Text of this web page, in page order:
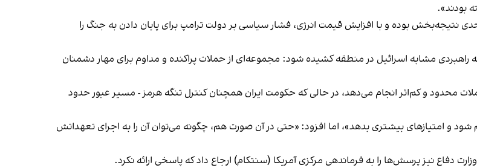
بودند».
حدی نتیجه‌بخش بوده و با افزایش قیمت انرژی، فشار سیاسی بر دولت ترامپ برای پایان دادن به جنگ را
مشابه اسرائیل در منطقه کشیده شود: مجموعه‌ای از حملات پراکنده و مداوم برای مهار دشمنان
حملات محدود و کم‌اثر انجام می‌دهد، در حالی که حکومت ایران همچنان کنترل تنگه هرمز - مسیر عبور حدود
و امتیازهای بیشتری بدهد»، اما افزود: «حتی در آن صورت هم، چگونه می‌توان آن را به اجرای تعهداتش
دفاع نیز پرسش‌ها را به فرماندهی مرکزی آمریکا (سنتکام) ارجاع داد که پاسخی ارائه نکرد.